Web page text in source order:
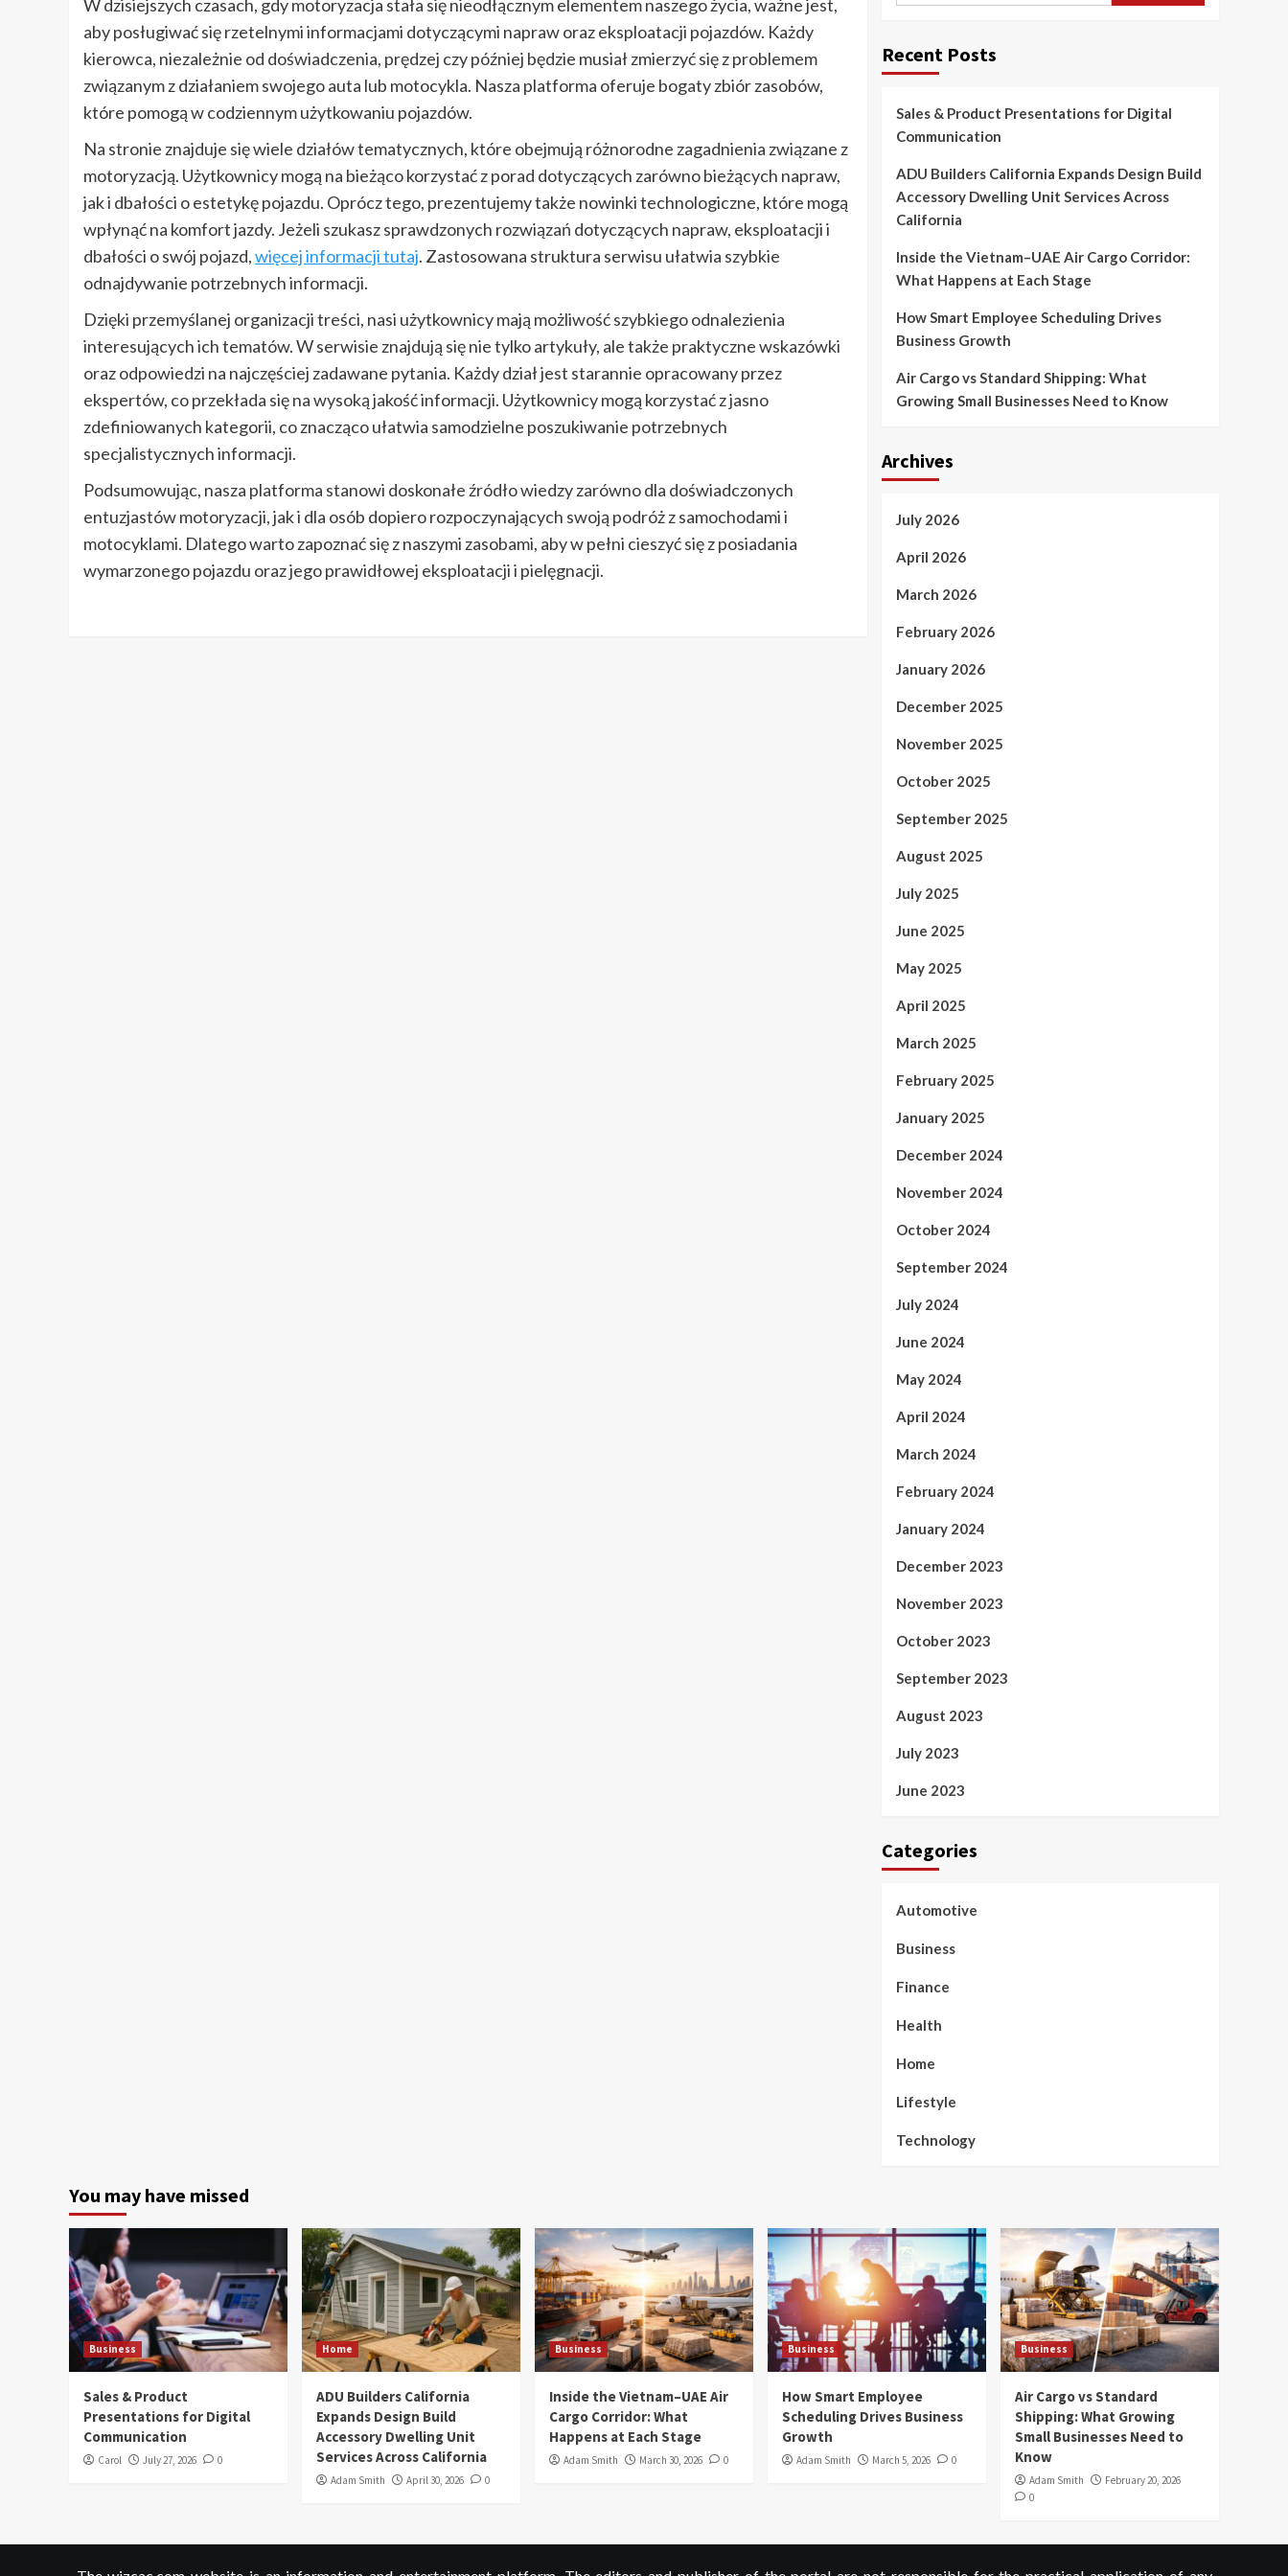
W dzisiejszych czasach, gdy motoryzacja stała się nieodłącznym elementem naszego życia, ważne jest,
aby posługiwać się rzetelnymi informacjami dotyczącymi napraw oraz eksploatacji pojazdów. Każdy
kierowca, niezależnie od doświadczenia, prędzej czy później będzie musiał zmierzyć się z problemem
związanym z działaniem swojego auta lub motocykla. Nasza platforma oferuje bogaty zbiór zasobów,
które pomogą w codziennym użytkowaniu pojazdów.
Na stronie znajduje się wiele działów tematycznych, które obejmują różnorodne zagadnienia związane z
motoryzacją. Użytkownicy mogą na bieżąco korzystać z porad dotyczących zarówno bieżących napraw,
jak i dbałości o estetykę pojazdu. Oprócz tego, prezentujemy także nowinki technologiczne, które mogą
wpłynąć na komfort jazdy. Jeżeli szukasz sprawdzonych rozwiązań dotyczących napraw, eksploatacji i
dbałości o swój pojazd,więcej informacji tutaj. Zastosowana struktura serwisu ułatwia szybkie
odnajdywanie potrzebnych informacji.
Dzięki przemyślanej organizacji treści, nasi użytkownicy mają możliwość szybkiego odnalezienia
interesujących ich tematów. W serwisie znajdują się nie tylko artykuły, ale także praktyczne wskazówki
oraz odpowiedzi na najczęściej zadawane pytania. Każdy dział jest starannie opracowany przez
ekspertów, co przekłada się na wysoką jakość informacji. Użytkownicy mogą korzystać z jasno
zdefiniowanych kategorii, co znacząco ułatwia samodzielne poszukiwanie potrzebnych
specjalistycznych informacji.
Podsumowując, nasza platforma stanowi doskonałe źródło wiedzy zarówno dla doświadczonych
entuzjastów motoryzacji, jak i dla osób dopiero rozpoczynających swoją podróż z samochodami i
motocyklami. Dlatego warto zapoznać się z naszymi zasobami, aby w pełni cieszyć się z posiadania
wymarzonego pojazdu oraz jego prawidłowej eksploatacji i pielęgnacji.
Recent Posts
Sales & Product Presentations for Digital
Communication
ADU Builders California Expands Design Build
Accessory Dwelling Unit Services Across
California
Inside the Vietnam–UAE Air Cargo Corridor:
What Happens at Each Stage
How Smart Employee Scheduling Drives
Business Growth
Air Cargo vs Standard Shipping: What
Growing Small Businesses Need to Know
Archives
July 2026
April 2026
March 2026
February 2026
January 2026
December 2025
November 2025
October 2025
September 2025
August 2025
July 2025
June 2025
May 2025
April 2025
March 2025
February 2025
January 2025
December 2024
November 2024
October 2024
September 2024
July 2024
June 2024
May 2024
April 2024
March 2024
February 2024
January 2024
December 2023
November 2023
October 2023
September 2023
August 2023
July 2023
June 2023
Categories
Automotive
Business
Finance
Health
Home
Lifestyle
Technology
You may have missed
Business
Sales & Product
Presentations for Digital
Communication
Carol July 27, 2026 0
Home
ADU Builders California
Expands Design Build
Accessory Dwelling Unit
Services Across California
Adam Smith April 30, 2026 0
Business
Inside the Vietnam–UAE Air
Cargo Corridor: What
Happens at Each Stage
Adam Smith March 30, 2026 0
Business
How Smart Employee
Scheduling Drives Business
Growth
Adam Smith March 5, 2026 0
Business
Air Cargo vs Standard
Shipping: What Growing
Small Businesses Need to
Know
Adam Smith
February 20, 2026
0